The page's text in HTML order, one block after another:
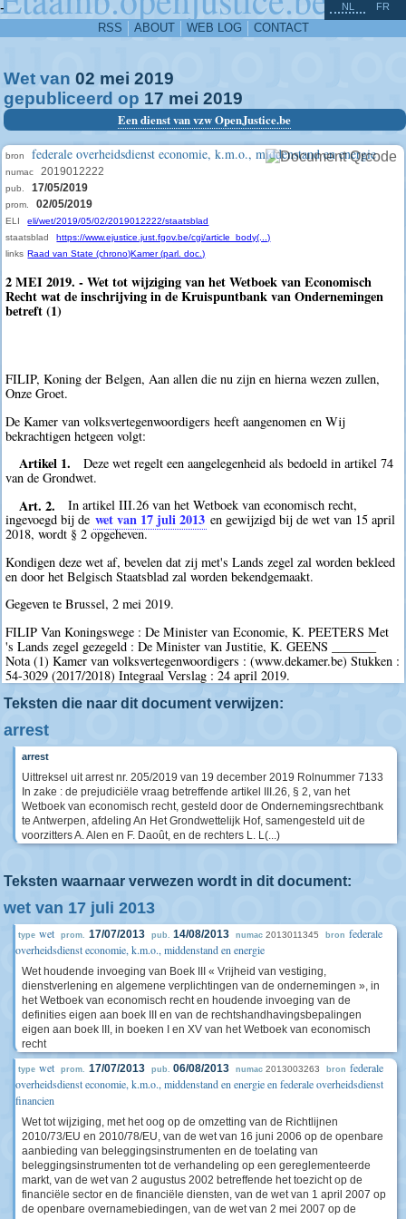
-
RSS ABOUT WEB LOG CONTACT
NL FR
Wet van 02 mei 2019
gepubliceerd op 17 mei 2019
Een dienst van vzw OpenJustice.be
bron federale overheidsdienst economie, k.m.o., middenstand en energie
numac 2019012222
pub. 17/05/2019
prom. 02/05/2019
ELI
eli/wet/2019/05/02/2019012222/staatsblad
staatsblad
https://www.ejustice.just.fgov.be/cgi/article_body(...)
links Raad van State (chrono)Kamer (parl. doc.)
2 MEI 2019. - Wet tot wijziging van het Wetboek van Economisch
Recht wat de inschrijving in de Kruispuntbank van Ondernemingen
betreft (1)
FILIP, Koning der Belgen, Aan allen die nu zijn en hierna wezen zullen,
Onze Groet.
De Kamer van volksvertegenwoordigers heeft aangenomen en Wij
bekrachtigen hetgeen volgt:
Artikel 1.
Deze wet regelt een aangelegenheid als bedoeld in artikel 74
van de Grondwet.
Art. 2.
In artikel III.26 van het Wetboek van economisch recht,
ingevoegd bij de wet van 17 juli 2013 en gewijzigd bij de wet van 15 april
2018, wordt § 2 opgeheven.
Kondigen deze wet af, bevelen dat zij met's Lands zegel zal worden bekleed
en door het Belgisch Staatsblad zal worden bekendgemaakt.
Gegeven te Brussel, 2 mei 2019.
FILIP Van Koningswege : De Minister van Economie, K. PEETERS Met
's Lands zegel gezegeld : De Minister van Justitie, K. GEENS _______
Nota (1) Kamer van volksvertegenwoordigers : (www.dekamer.be) Stukken :
54-3029 (2017/2018) Integraal Verslag : 24 april 2019.
Teksten die naar dit document verwijzen:
arrest
arrest
Uittreksel uit arrest nr. 205/2019 van 19 december 2019 Rolnummer 7133
In zake : de prejudiciële vraag betreffende artikel III.26, § 2, van het
Wetboek van economisch recht, gesteld door de Ondernemingsrechtbank
te Antwerpen, afdeling An Het Grondwettelijk Hof, samengesteld uit de
voorzitters A. Alen en F. Daoût, en de rechters L. L(...)
Teksten waarnaar verwezen wordt in dit document:
wet van 17 juli 2013
type wet prom. 17/07/2013 pub. 14/08/2013 numac 2013011345 bron federale
overheidsdienst economie, k.m.o., middenstand en energie
Wet houdende invoeging van Boek III « Vrijheid van vestiging,
dienstverlening en algemene verplichtingen van de ondernemingen », in
het Wetboek van economisch recht en houdende invoeging van de
definities eigen aan boek III en van de rechtshandhavingsbepalingen
eigen aan boek III, in boeken I en XV van het Wetboek van economisch
recht
type wet prom. 17/07/2013 pub. 06/08/2013 numac 2013003263 bron federale
overheidsdienst economie, k.m.o., middenstand en energie en federale overheidsdienst
financien
Wet tot wijziging, met het oog op de omzetting van de Richtlijnen
2010/73/EU en 2010/78/EU, van de wet van 16 juni 2006 op de openbare
aanbieding van beleggingsinstrumenten en de toelating van
beleggingsinstrumenten tot de verhandeling op een gereglementeerde
markt, van de wet van 2 augustus 2002 betreffende het toezicht op de
financiële sector en de financiële diensten, van de wet van 1 april 2007 op
de openbare overnamebiedingen, van de wet van 2 mei 2007 op de
^